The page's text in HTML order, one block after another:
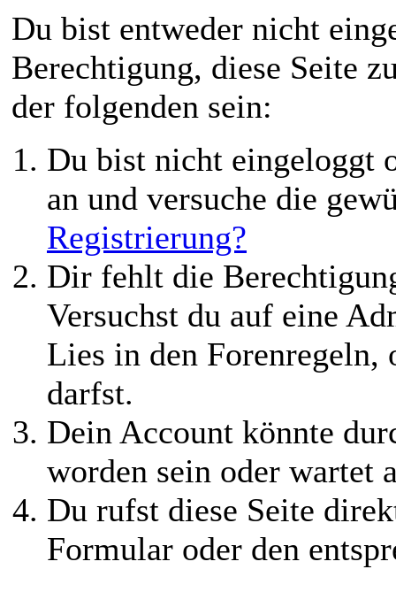
Du bist entweder nicht
Berechtigung, diese Seite
der folgenden sein:
Du bist nicht eingeloggt
an und versuche die
Registrierung?
Dir fehlt die
Versuchst du auf eine
Lies in den Forenregeln,
darfst.
Dein Account könnte
worden sein oder wartet
Du rufst diese Seite
Formular oder den